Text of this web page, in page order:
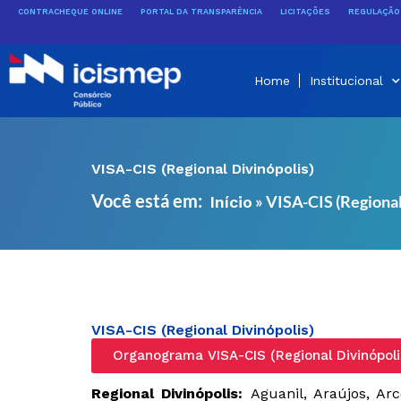
conteúdo
CONTRACHEQUE ONLINE PORTAL DA TRANSPARÊNCIA LICITAÇÕES
Home Institucional
VISA-CIS (Regional Divinópolis)
Você está em: Início »VISA-CIS
VISA-CIS (Regional Divinópolis)
Organograma VISA-CIS (Regional
Regional Divinópolis: Aguanil, Araújos,